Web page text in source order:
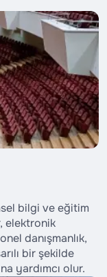
bilgi ve eğitim
elektronik
danışmanlık,
bir şekilde
yardımcı olur.